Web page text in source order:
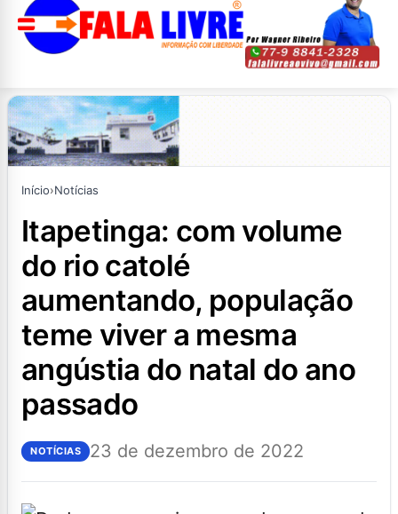
Início›Notícias
itapetinga: com volume
do rio catolé
aumentando, população
teme viver a mesma
angústia do natal do ano
passado
NOTÍCIAS 23 de dezembro de 2022